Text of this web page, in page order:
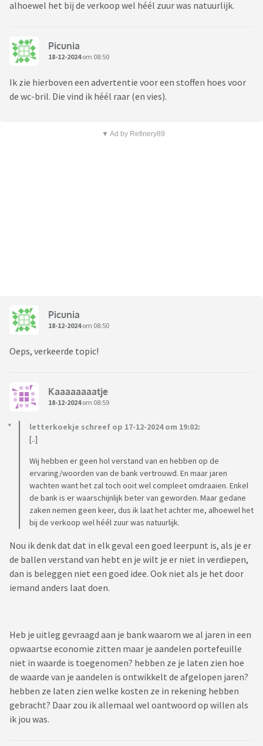
alhoewel het bij de verkoop wel héél zuur was natuurlijk.
Picunia
18-12-2024om 08:50
Ik zie hierboven een advertentie voor een stoffen hoes voor
de wc-bril. Die vind ik héél raar (en vies).
▼ Ad by Refinery89
Picunia
18-12-2024om 08:50
Oeps, verkeerde topic!
Kaaaaaaaatje
18-12-2024om 08:59
letterkoekje schreef op 17-12-2024 om 19:02:
[..]
Wij hebben er geen hol verstand van en hebben op de
ervaring/woorden van de bank vertrouwd. En maar jaren
wachten want het zal toch ooit wel compleet omdraaien. Enkel
de bank is er waarschijnlijk beter van geworden. Maar gedane
zaken nemen geen keer, dus ik laat het achter me, alhoewel het
bij de verkoop wel héél zuur was natuurlijk.
Nou ik denk dat dat in elk geval een goed leerpunt is, als je er
de ballen verstand van hebt en je wilt je er niet in verdiepen,
dan is beleggen niet een goed idee. Ook niet als je het door
iemand anders laat doen.
Heb je uitleg gevraagd aan je bank waarom we al jaren in een
opwaartse economie zitten maar je aandelen portefeuille
niet in waarde is toegenomen? hebben ze je laten zien hoe
de waarde van je aandelen is ontwikkelt de afgelopen jaren?
hebben ze laten zien welke kosten ze in rekening hebben
gebracht? Daar zou ik allemaal wel oantwoord op willen als
ik jou was.